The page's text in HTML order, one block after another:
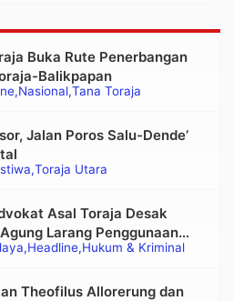
Nasional Tana Toraja
Buka Rute Penerbangan
Balikpapan
Toraja Utara
Jalan Poros Salu-Dende’
Headline Hukum & Kriminal
Asal Toraja Desak
Larang Penggunaan
Eksekusi Rumah Adat
Theofilus Allorerung dan